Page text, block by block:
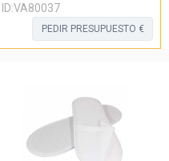
ID:VA80037
PEDIR PRESUPUESTO €